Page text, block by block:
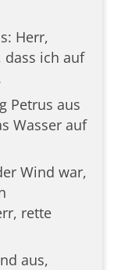
Herr,
ich auf
Petrus aus
Wasser auf
Wind war,
rette
aus,